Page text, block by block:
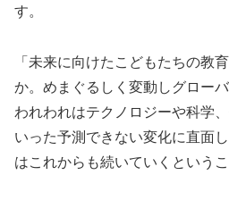
す。
「未来に向けたこどもたちの教
か。めまぐるしく変動しグロー
われわれはテクノロジーや科学
いった予測できない変化に直面
はこれからも続いていくという